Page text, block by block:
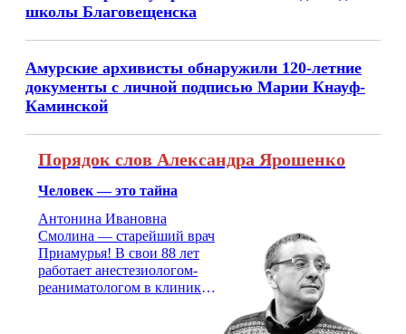
школы Благовещенска
Амурские архивисты обнаружили 120-летние
документы с личной подписью Марии Кнауф-
Каминской
Порядок слов Александра Ярошенко
Человек — это тайна
Антонина Ивановна
Смолина — старейший врач
Приамурья! В свои 88 лет
работает анестезиологом-
реаниматологом в клинике